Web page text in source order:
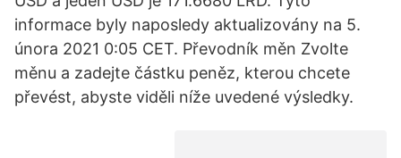
informace byly naposledy aktualizovány na 5.
února 2021 0:05 CET. Převodník měn Zvolte
měnu a zadejte částku peněz, kterou chcete
převést, abyste viděli níže uvedené výsledky.